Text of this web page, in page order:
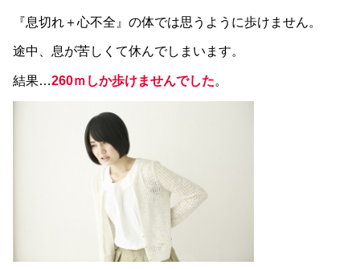
『息切れ＋心不全』の体では思うように歩けません。
途中、息が苦しくて休んでしまいます。
結果…260ｍしか歩けませんでした。